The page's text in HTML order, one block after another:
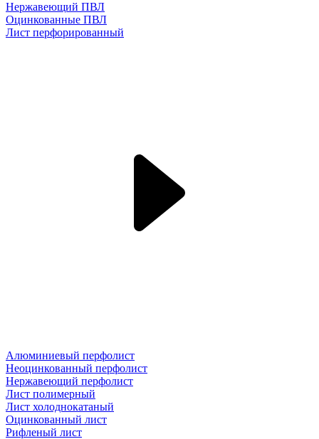
Нержавеющий ПВЛ
Оцинкованные ПВЛ
Лист перфорированный
Алюминиевый перфолист
Неоцинкованный перфолист
Нержавеющий перфолист
Лист полимерный
Лист холоднокатаный
Оцинкованный лист
Рифленый лист